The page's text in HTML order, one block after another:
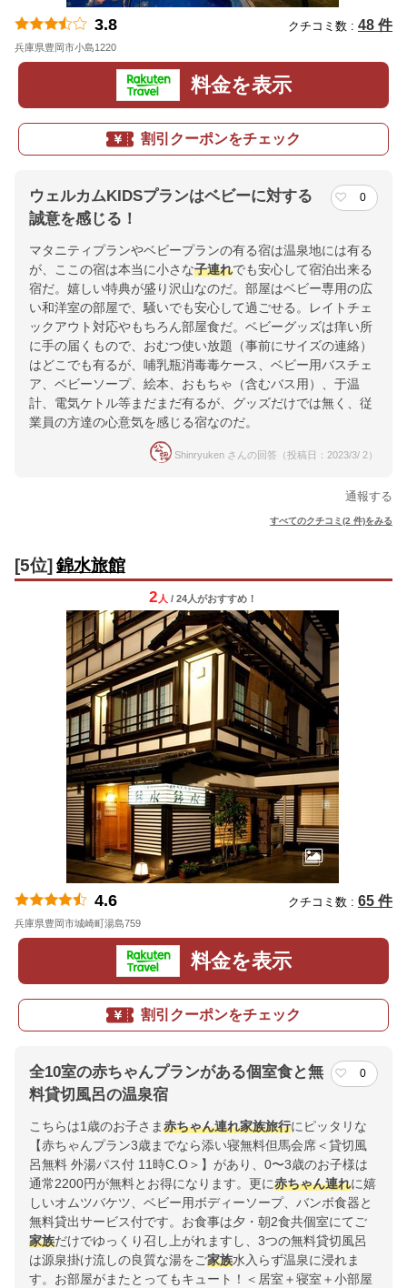
3.8 クチコミ数 : 48 件
兵庫県豊岡市小島1220
料金を表示
割引クーポンをチェック
ウェルカムKIDSプランはベビーに対する
誠意を感じる！
0
マタニティプランやベビープランの有る宿は温泉地には有る
が、ここの宿は本当に小さな子連れでも安心して宿泊出来る
宿だ。嬉しい特典が盛り沢山なのだ。部屋はベビー専用の広
い和洋室の部屋で、騒いでも安心して過ごせる。レイトチェ
ックアウト対応やもちろん部屋食だ。ベビーグッズは痒い所
に手の届くもので、おむつ使い放題（事前にサイズの連絡）
はどこでも有るが、哺乳瓶消毒毒ケース、ベビー用バスチェ
ア、ベビーソープ、絵本、おもちゃ（含むバス用）、于温
計、電気ケトル等まだまだ有るが、グッズだけでは無く、従
業員の方達の心意気を感じる宿なのだ。
Shinryuken さんの回答（投稿日：2023/3/ 2）
通報する
すべてのクチコミ(2 件)をみる
[5位] 錦水旅館
2 人 / 24人がおすすめ！
4.6 クチコミ数 : 65 件
兵庫県豊岡市城崎町湯島759
料金を表示
割引クーポンをチェック
全10室の赤ちゃんプランがある個室食と無
料貸切風呂の温泉宿
0
こちらは1歳のお子さま赤ちゃん連れ家族旅行にピッタリな
【赤ちゃんプラン3歳までなら添い寝無料但馬会席＜貸切風
呂無料 外湯パス付 11時C.O＞】があり、0〜3歳のお子様は
通常2200円が無料とお得になります。更に赤ちゃん連れに嬉
しいオムツバケツ、ベビー用ボディーソープ、バンボ食器と
無料貸出サービス付です。お食事は夕・朝2食共個室にてご
家族だけでゆっくり召し上がれますし、3つの無料貸切風呂
は源泉掛け流しの良質な湯をご家族水入らず温泉に浸れま
す。お部屋がまたとってもキュート！＜居室＋寝室＋小部屋